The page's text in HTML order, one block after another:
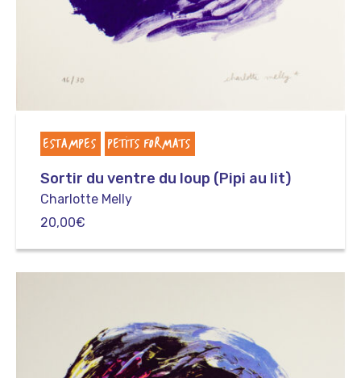
ESTAMPES PETITS FORMATS
Sortir du ventre du loup (Pipi au lit)
Charlotte Melly
20,00€